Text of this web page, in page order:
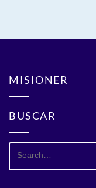
MISIONER
BUSCAR
Search